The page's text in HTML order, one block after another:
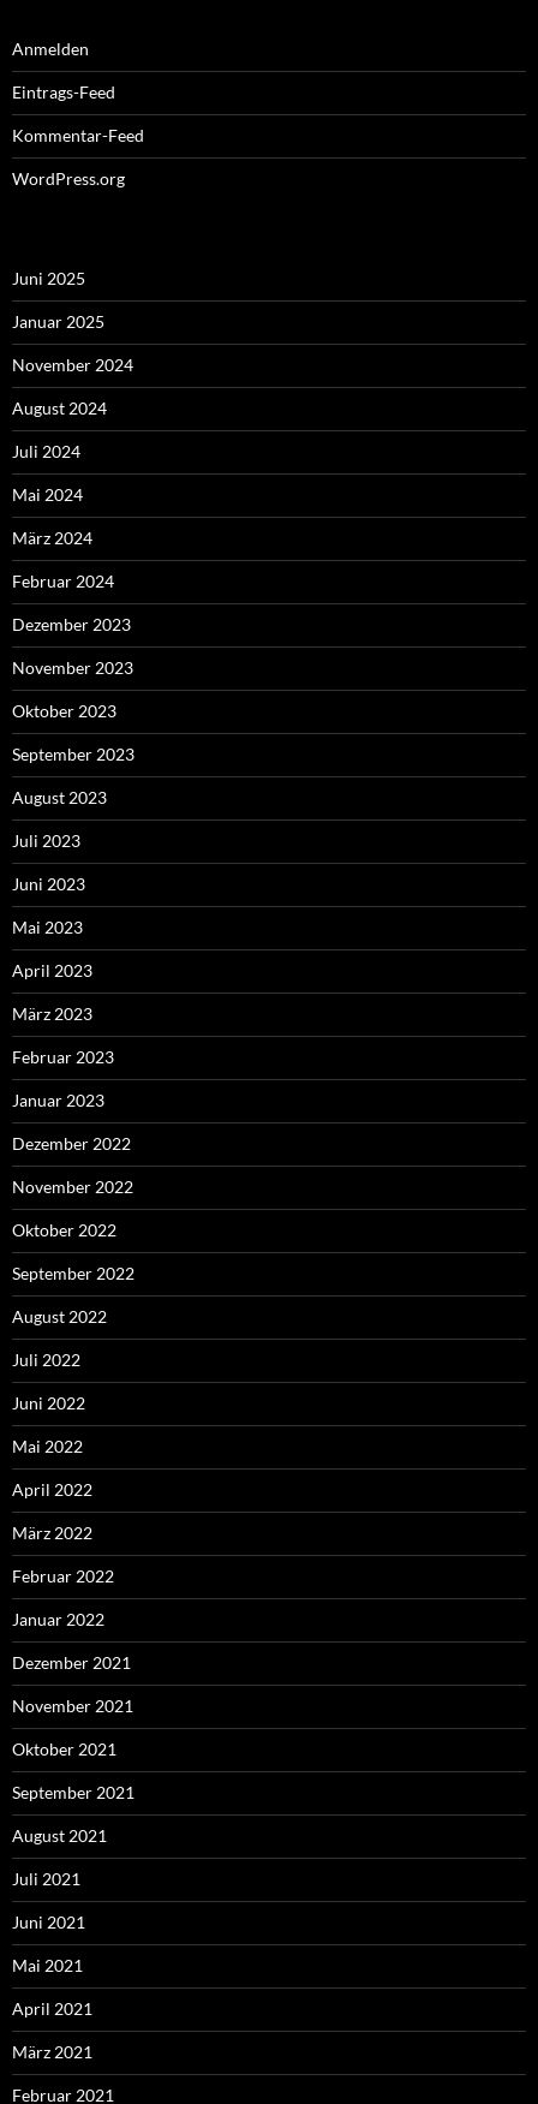
Anmelden
Eintrags-Feed
Kommentar-Feed
WordPress.org
Juni 2025
Januar 2025
November 2024
August 2024
Juli 2024
Mai 2024
März 2024
Februar 2024
Dezember 2023
November 2023
Oktober 2023
September 2023
August 2023
Juli 2023
Juni 2023
Mai 2023
April 2023
März 2023
Februar 2023
Januar 2023
Dezember 2022
November 2022
Oktober 2022
September 2022
August 2022
Juli 2022
Juni 2022
Mai 2022
April 2022
März 2022
Februar 2022
Januar 2022
Dezember 2021
November 2021
Oktober 2021
September 2021
August 2021
Juli 2021
Juni 2021
Mai 2021
April 2021
März 2021
Februar 2021